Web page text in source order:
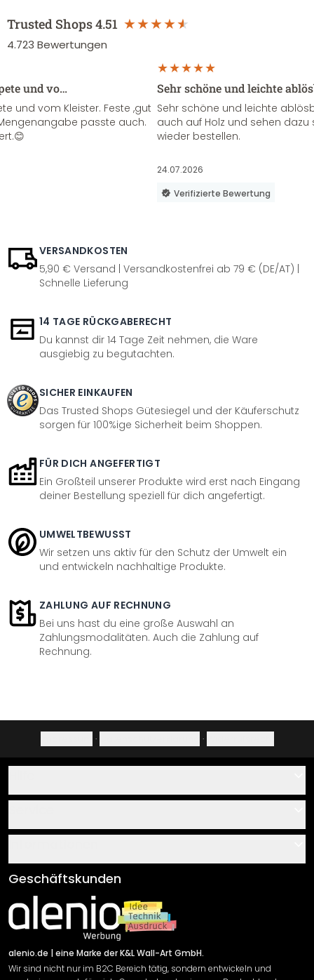
Trusted Shops4.51
4.723 Bewertungen
und vo…
und vom Kleister. Feste ,gut
passte auch.
Sehr schöne und leichte
Sehr schöne und leichte
auch auf Holz und sehen
wieder bestellen.
24.07.2026
Verifizierte Bewertung
VERSANDKOSTEN
5,90 € Versand | Versandkostenfrei ab 79 € (DE/AT) |
Schnelle Lieferung
14 TAGE RÜCKGABERECHT
Du kannst dir 14 Tage Zeit nehmen, die Ware
ausgiebig zu begutachten.
SICHER EINKAUFEN
Das Trusted Shops Gütesiegel und der Käuferschutz
sorgen für 100%ige Sicherheit beim Shoppen.
FÜR DICH ANGEFERTIGT
Ein Großteil unserer Produkte wird erst nach Eingang
deiner Bestellung speziell für dich angefertigt.
UMWELTBEWUSST
Wir setzen uns aktiv für den Schutz der Umwelt ein
und entwickeln nachhaltige Produkte.
ZAHLUNG AUF RECHNUNG
Bei uns hast du eine große Auswahl an
Zahlungsmodalitäten. Auch die Zahlung auf
Rechnung.
· ·
Über uns
Klebe- und Montageanleitungen
Newsletter An-/Abmeldung
Sendungsverfolgung
AGB
Impressum
Versand & Zahlung
Rücksendung
Widerrufsrecht
Geschäftskunden
alenio.de | eine Marke der K&L Wall-Art GmbH.
Wir sind nicht nur im B2C Bereich tätig, sondern entwickeln und